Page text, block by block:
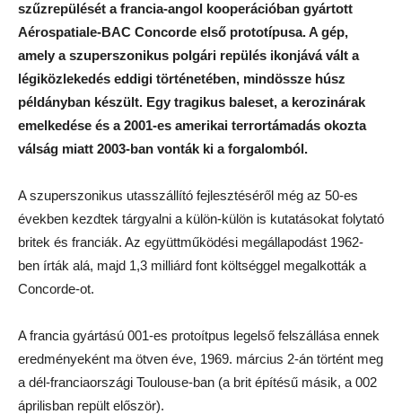
szűzrepülését a francia-angol kooperációban gyártott
Aérospatiale-BAC Concorde első prototípusa. A gép,
amely a szuperszonikus polgári repülés ikonjává vált a
légiközlekedés eddigi történetében, mindössze húsz
példányban készült. Egy tragikus baleset, a kerozinárak
emelkedése és a 2001-es amerikai terrortámadás okozta
válság miatt 2003-ban vonták ki a forgalomból.
A szuperszonikus utasszállító fejlesztéséről még az 50-es
években kezdtek tárgyalni a külön-külön is kutatásokat folytató
britek és franciák. Az együttműködési megállapodást 1962-
ben írták alá, majd 1,3 milliárd font költséggel megalkották a
Concorde-ot.
A francia gyártású 001-es protoítpus legelső felszállása ennek
eredményeként ma ötven éve, 1969. március 2-án történt meg
a dél-franciaországi Toulouse-ban (a brit építésű másik, a 002
áprilisban repült először).